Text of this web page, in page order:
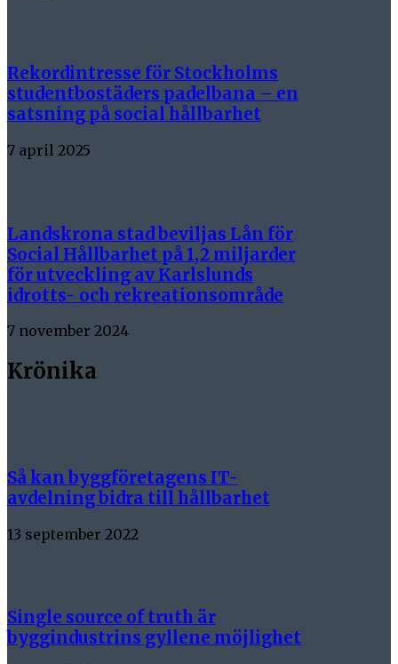
Rekordintresse för Stockholms
studentbostäders padelbana – en
satsning på social hållbarhet
7 april 2025
Landskrona stad beviljas Lån för
Social Hållbarhet på 1,2 miljarder
för utveckling av Karlslunds
idrotts- och rekreationsområde
7 november 2024
Krönika
Så kan byggföretagens IT-
avdelning bidra till hållbarhet
13 september 2022
Single source of truth är
byggindustrins gyllene möjlighet